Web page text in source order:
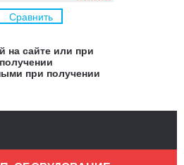
Сравнить